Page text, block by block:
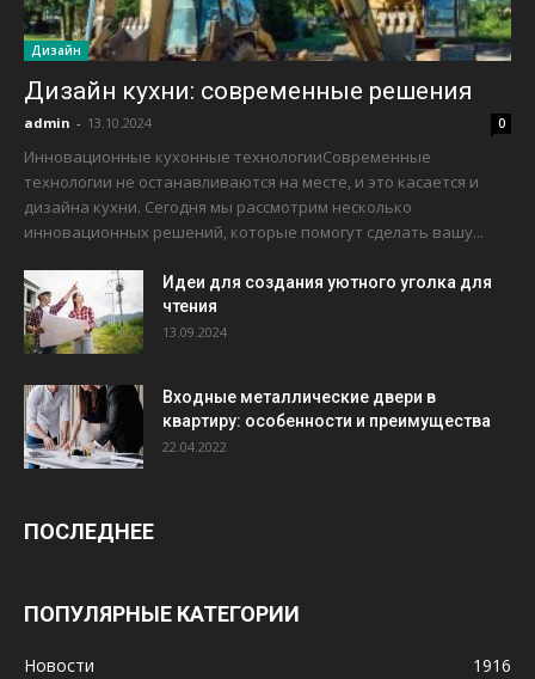
Дизайн
Дизайн кухни: современные решения
admin - 13.10.2024 0
Инновационные кухонные технологииСовременные
технологии не останавливаются на месте, и это касается и
дизайна кухни. Сегодня мы рассмотрим несколько
инновационных решений, которые помогут сделать вашу...
Идеи для создания уютного уголка для
чтения
13.09.2024
Входные металлические двери в
квартиру: особенности и преимущества
22.04.2022
ПОСЛЕДНЕЕ
ПОПУЛЯРНЫЕ КАТЕГОРИИ
Новости 1916